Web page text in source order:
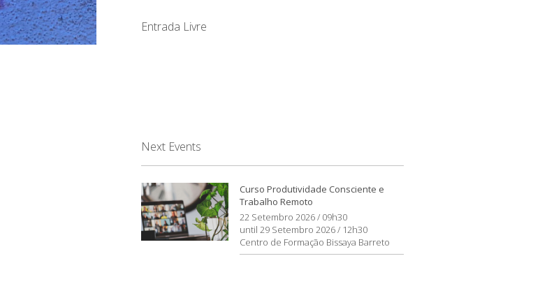
Entrada Livre
Next Events
Curso Produtividade Consciente e
Trabalho Remoto
22 Setembro 2026 / 09h30
until 29 Setembro 2026 / 12h30
Centro de Formação Bissaya Barreto